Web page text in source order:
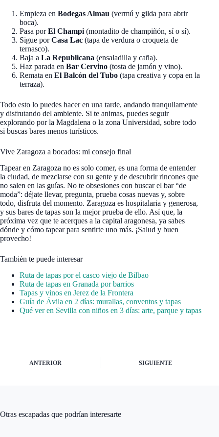
Empieza en Bodegas Almau (vermú y gilda para abrir
boca).
Pasa porEl Champi(montadito de champiñón, sí o sí).
Sigue porCasa Lac (tapa de verdura o croqueta de
ternasco).
Baja a La Republicana (ensaladilla y caña).
Haz parada en Bar Cervino (tosta de jamón y vino).
Remata en El Balcón del Tubo (tapa creativa y copa en la
terraza).
Todo esto lo puedes hacer en una tarde, andando tranquilamente
y disfrutando del ambiente. Si te animas, puedes seguir
explorando por la Magdalena o la zona Universidad, sobre todo
si buscas bares menos turísticos.
Vive Zaragoza a bocados: mi consejo final
Tapear en Zaragoza no es solo comer, es una forma de entender
la ciudad, de mezclarse con su gente y de descubrir rincones que
no salen en las guías. No te obsesiones con buscar el bar “de
moda”: déjate llevar, pregunta, prueba cosas nuevas y, sobre
todo, disfruta del momento. Zaragoza es hospitalaria y generosa,
y sus bares de tapas son la mejor prueba de ello. Así que, la
próxima vez que te acerques a la capital aragonesa, ya sabes
dónde y cómo tapear para sentirte uno más. ¡Salud y buen
provecho!
También te puede interesar
Ruta de tapas por el casco viejo de Bilbao
Ruta de tapas en Granada por barrios
Tapas y vinos en Jerez de la Frontera
Guía de Ávila en 2 días: murallas, conventos y tapas
Qué ver en Sevilla con niños en 3 días: arte, parque y tapas
ANTERIOR SIGUIENTE
Otras escapadas que podrían interesarte